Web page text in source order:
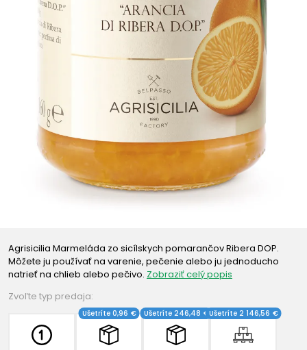
Agrisicilia Marmeláda zo sicílskych pomarančov Ribera DOP.
Môžete ju používať na varenie, pečenie alebo ju jednoducho
natrieť na chlieb alebo pečivo. Zobraziť celý popis
Zvoľte typ predaja:
Ušetríte 0,96 € Ušetríte 246,48 € Ušetríte 2 146,56 €